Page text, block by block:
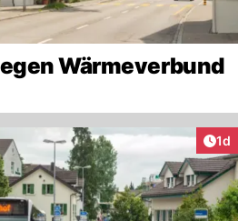
Wärmeverbund
1d